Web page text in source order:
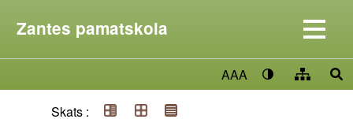
Zantes pamatskola
AAA
Skats :